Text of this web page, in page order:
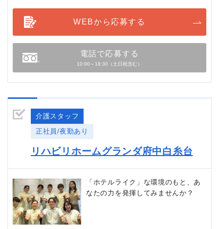
WEBから応募する
電話で応募する
10:00～18:30（土日祝含む）
介護スタッフ
正社員/夜勤あり
リハビリホームグランダ府中白糸台
「ホテルライク」な環境のもと、あ
なたの力を発揮してみませんか？